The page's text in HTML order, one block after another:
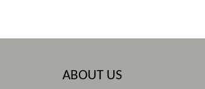
ABOUT US